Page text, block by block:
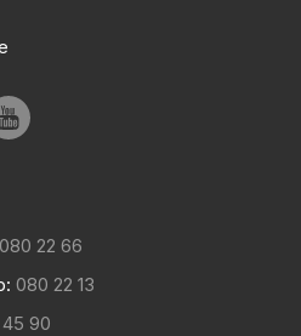
080 22 66
080 22 13
45 90